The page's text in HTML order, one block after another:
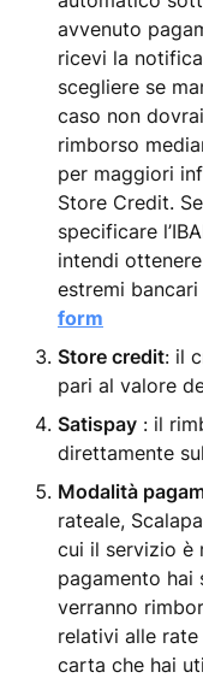
avvenuto
ricevi la
scegliere se
caso non
rimborso
per maggiori
Store Credit.
specificare
intendi
estremi
form
Store credit: il
pari al valore
Satispay : il
direttamente
Modalità
rateale,
cui il servizio è
pagamento hai
verranno
relativi alle
carta che hai